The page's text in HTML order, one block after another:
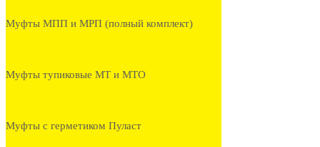
Муфты МПП и МРП (полный комплект)
Муфты тупиковые МТ и МТО
Муфты с герметиком Пуласт